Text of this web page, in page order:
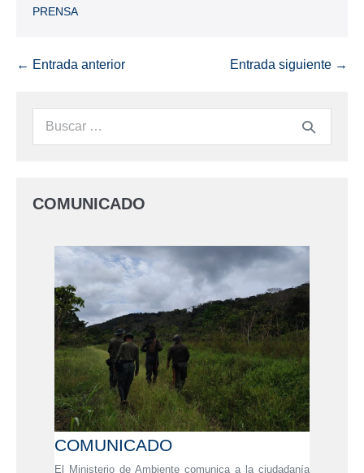
PRENSA
← Entrada anterior Entrada siguiente →
COMUNICADO
COMUNICADO
El Ministerio de Ambiente comunica a la ciudadanía